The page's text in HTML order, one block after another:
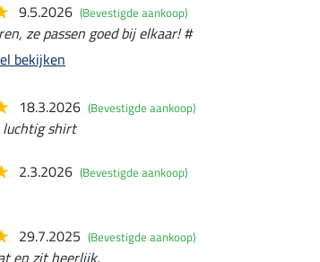
9.5.2026 (Bevestigde aankoop)
ze passen goed bij elkaar! #
bekijken
18.3.2026 (Bevestigde aankoop)
luchtig shirt
2.3.2026 (Bevestigde aankoop)
29.7.2025 (Bevestigde aankoop)
en zit heerlijk.